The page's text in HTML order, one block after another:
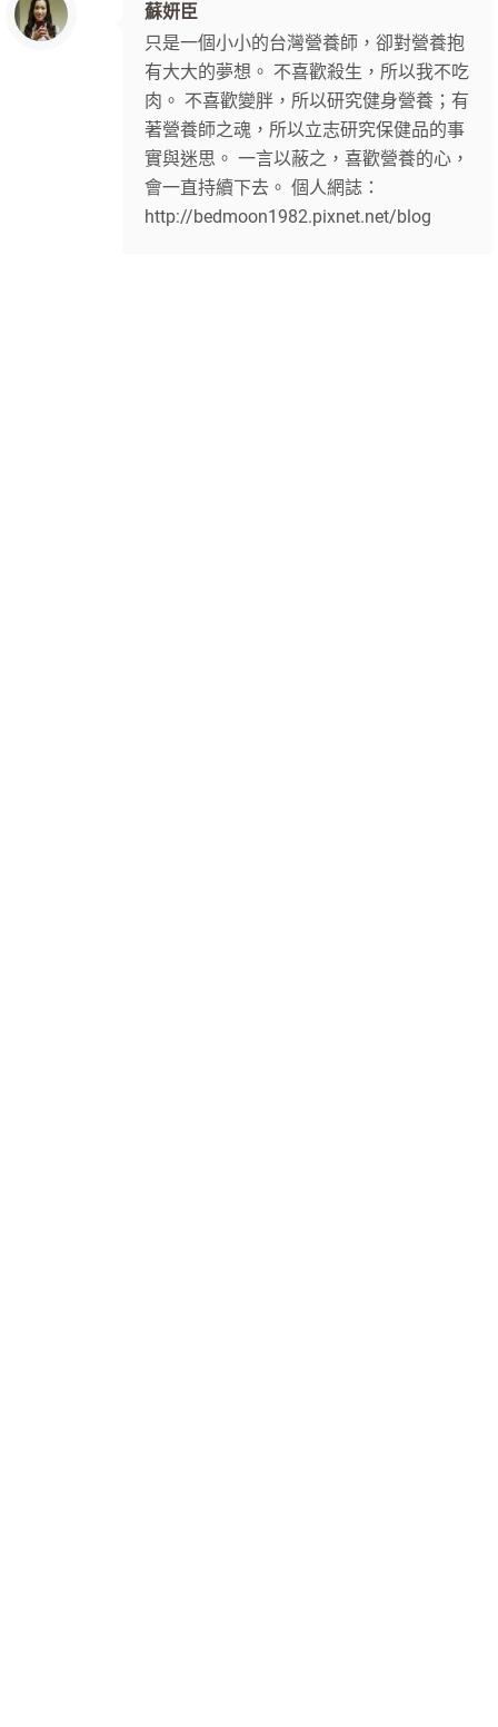
蘇妍臣
只是一個小小的台灣營養師，卻對營養抱
有大大的夢想。 不喜歡殺生，所以我不吃
肉。 不喜歡變胖，所以研究健身營養；有
著營養師之魂，所以立志研究保健品的事
實與迷思。 一言以蔽之，喜歡營養的心，
會一直持續下去。 個人網誌：
http://bedmoon1982.pixnet.net/blog